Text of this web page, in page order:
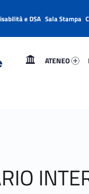
ATENEO
e DSA Sala Stampa